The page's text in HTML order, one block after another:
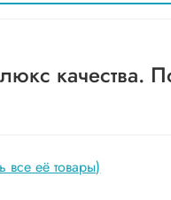
качества.
её товары)